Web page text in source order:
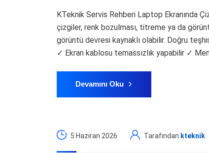
KTeknik Servis Rehberi Laptop Ekranında
çizgiler, renk bozulması, titreme ya da
görüntü devresi kaynaklı olabilir. Doğru
✓ Ekran kablosu temassızlık yapabilir ✓
Devamını Oku
5 Haziran 2026 Tarafından kteknik